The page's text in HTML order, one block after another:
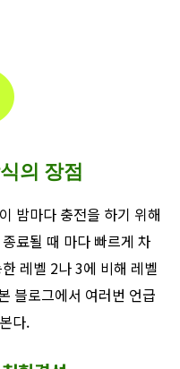
의 장점
밤마다 충전을 하기 위해
료될 때 마다 빠르게 차
레벨 2나 3에 비해 레벨
블로그에서 여러번 언급
다.